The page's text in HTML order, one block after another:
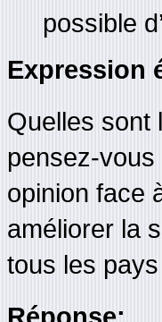
possible
Expression
Quelles sont
pensez-
opinion face
améliorer la
tous les